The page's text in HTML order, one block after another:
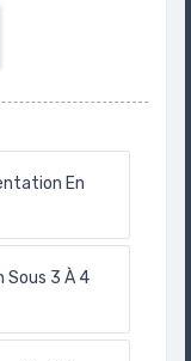
En
Sous 3 À 4